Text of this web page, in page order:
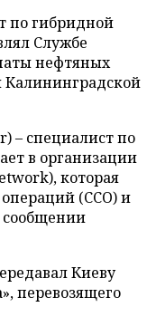
по гибридной
Службе
нефтяных
Калининградской
– специалист по
в организации
которая
(ССО) и
сообщении
Киеву
перевозящего